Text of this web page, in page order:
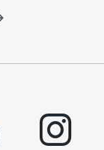
instagram